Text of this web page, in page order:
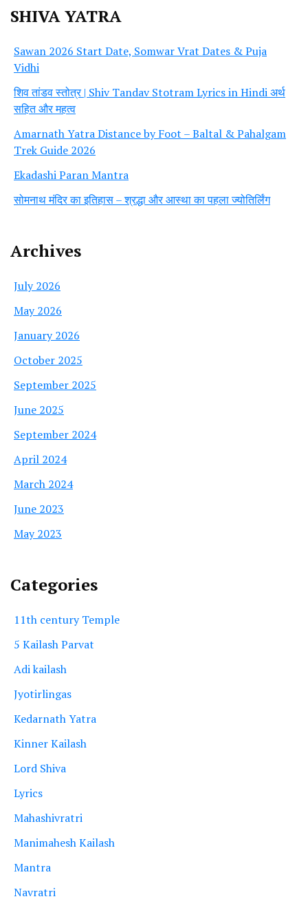
SHIVA YATRA
Sawan 2026 Start Date, Somwar Vrat Dates & Puja
Vidhi
शिव तांडव स्तोत्र | Shiv Tandav Stotram Lyrics in Hindi अर्थ
सहित और महत्व
Amarnath Yatra Distance by Foot – Baltal & Pahalgam
Trek Guide 2026
Ekadashi Paran Mantra
सोमनाथ मंदिर का इतिहास – श्रद्धा और आस्था का पहला ज्योतिर्लिंग
Archives
July 2026
May 2026
January 2026
October 2025
September 2025
June 2025
September 2024
April 2024
March 2024
June 2023
May 2023
Categories
11th century Temple
5 Kailash Parvat
Adi kailash
Jyotirlingas
Kedarnath Yatra
Kinner Kailash
Lord Shiva
Lyrics
Mahashivratri
Manimahesh Kailash
Mantra
Navratri